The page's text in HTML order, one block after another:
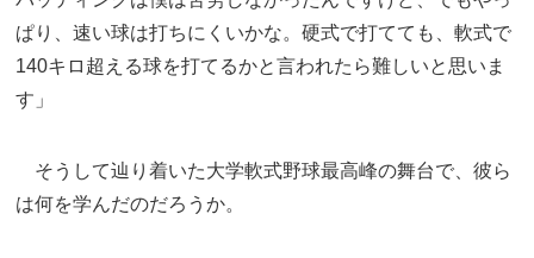
ぱり、速い球は打ちにくいかな。硬式で打てても、軟式で
140キロ超える球を打てるかと言われたら難しいと思いま
す」
そうして辿り着いた大学軟式野球最高峰の舞台で、彼ら
は何を学んだのだろうか。